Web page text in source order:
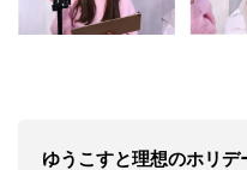
ゆうこすと理想のホリデ